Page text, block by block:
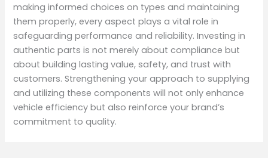
making informed choices on types and maintaining
them properly, every aspect plays a vital role in
safeguarding performance and reliability. Investing in
authentic parts is not merely about compliance but
about building lasting value, safety, and trust with
customers. Strengthening your approach to supplying
and utilizing these components will not only enhance
vehicle efficiency but also reinforce your brand’s
commitment to quality.